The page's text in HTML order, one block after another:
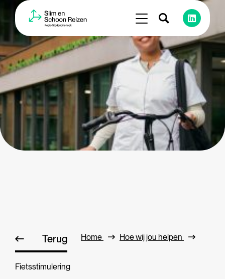
Terug Home Hoe wij jou helpen
Fietsstimulering